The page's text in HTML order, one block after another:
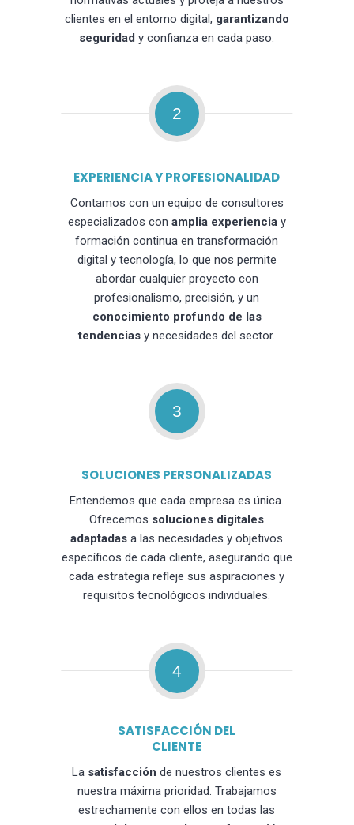
clientes en el entorno digital, garantizando
seguridad y confianza en cada paso.
2
EXPERIENCIA Y PROFESIONALIDAD
Contamos con un equipo de consultores
especializados con amplia experienciay
formación continua en transformación
digital y tecnología, lo que nos permite
abordar cualquier proyecto con
profesionalismo, precisión, y un
conocimiento profundo de las
tendencias y necesidades del sector.
3
SOLUCIONES PERSONALIZADAS
Entendemos que cada empresa es única.
Ofrecemos soluciones digitales
adaptadas a las necesidades y objetivos
específicos de cada cliente, asegurando que
cada estrategia refleje sus aspiraciones y
requisitos tecnológicos individuales.
4
SATISFACCIÓN DEL
CLIENTE
La satisfacción de nuestros clientes es
nuestra máxima prioridad. Trabajamos
estrechamente con ellos en todas las